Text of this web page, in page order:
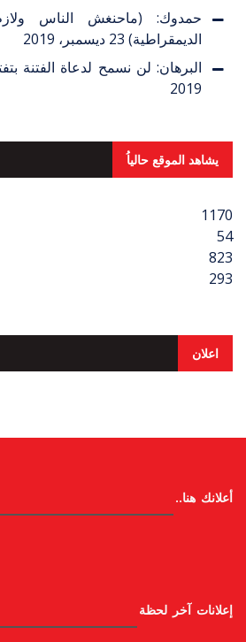
حمدوك: (ماحنغش الناس
الديمقراطية) 23 ديسمبر، 2019
البرهان: لن نسمح لدعاة الفتنة
2019
يشاهد الموقع حالياُ
1170
54
823
293
اعلان
أعلانك هنا..
إعلانات آخر لحظة